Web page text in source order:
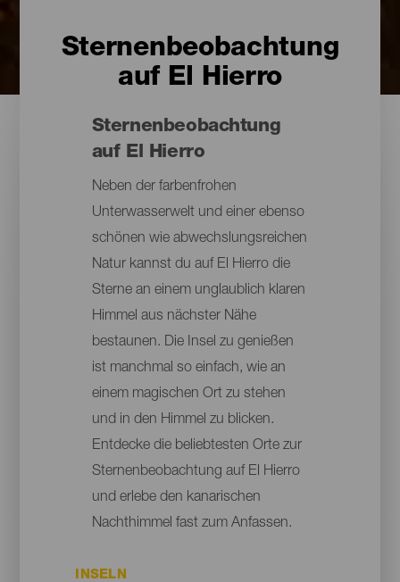
Sternenbeobachtung
auf El Hierro
Sternenbeobachtung
auf El Hierro
Neben der farbenfrohen
Unterwasserwelt und einer ebenso
schönen wie abwechslungsreichen
Natur kannst du auf El Hierro die
Sterne an einem unglaublich klaren
Himmel aus nächster Nähe
bestaunen. Die Insel zu genießen
ist manchmal so einfach, wie an
einem magischen Ort zu stehen
und in den Himmel zu blicken.
Entdecke die beliebtesten Orte zur
Sternenbeobachtung auf El Hierro
und erlebe den kanarischen
Nachthimmel fast zum Anfassen.
INSELN